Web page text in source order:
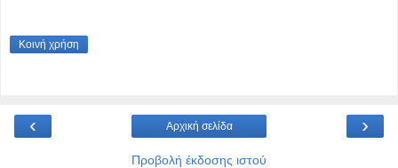
Κοινή χρήση
‹ ›
Αρχική σελίδα
Προβολή έκδοσης ιστού